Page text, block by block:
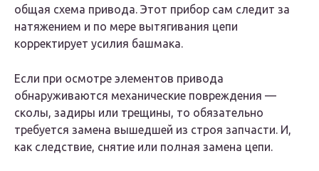
общая схема привода. Этот прибор сам следит за
натяжением и по мере вытягивания цепи
корректирует усилия башмака.
Если при осмотре элементов привода
обнаруживаются механические повреждения —
сколы, задиры или трещины, то обязательно
требуется замена вышедшей из строя запчасти. И,
как следствие, снятие или полная замена цепи.